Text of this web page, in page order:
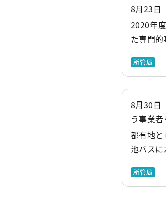
8月23日
2020年
た専門
所管局
8月30日
う事業
都有地
池バス
所管局